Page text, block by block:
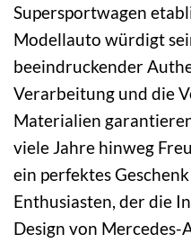
Supersportwagen
Modellauto würdigt
beeindruckender
Verarbeitung und die
Materialien
viele Jahre hinweg
ein perfektes
Enthusiasten, der die
Design von Mercedes-